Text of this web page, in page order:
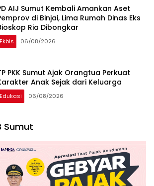
AIJ Sumut Kembali Amankan Aset
di Binjai, Lima Rumah Dinas Eks
Ria Dibongkar
Ekbis 06/08/2026
PKK Sumut Ajak Orangtua Perkuat
Anak Sejak dari Keluarga
Edukasi 06/08/2026
Sumut